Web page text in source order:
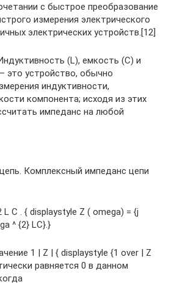
с быстрое преобразование
измерения электрического
электрических устройств.[12]
(L), емкость (C) и
это устройство, обычно
индуктивности,
компонента; исходя из этих
импеданс на любой
Комплексный импеданс цепи
C . { displaystyle Z ( omega) = {j
^ {2} LC}.}
1 | Z | { displaystyle {1 over | Z
равняется 0 в данном